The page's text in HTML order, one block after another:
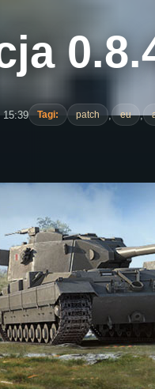
15:39 Tagi: patch , eu ,